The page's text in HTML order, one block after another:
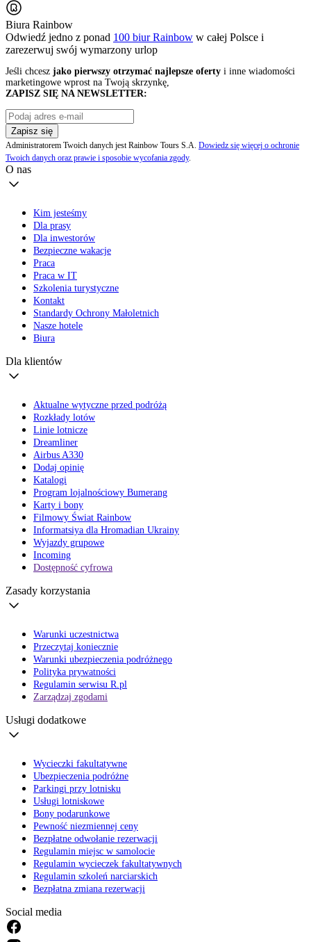
Biura Rainbow
Odwiedź jedno z ponad 100 biur Rainbow w całej Polsce i
zarezerwuj swój wymarzony urlop
Jeśli chcesz jako pierwszy otrzymać najlepsze oferty i inne wiadomości
marketingowe wprost na Twoją skrzynkę,
ZAPISZ SIĘ NA NEWSLETTER:
Zapisz się
Administratorem Twoich danych jest Rainbow Tours S.A. Dowiedz się więcej o ochronie
Twoich danych oraz prawie i sposobie wycofania zgody.
O nas
Kim jesteśmy
Dla prasy
Dla inwestorów
Bezpieczne wakacje
Praca
Praca w IT
Szkolenia turystyczne
Kontakt
Standardy Ochrony Małoletnich
Nasze hotele
Biura
Dla klientów
Aktualne wytyczne przed podróżą
Rozkłady lotów
Linie lotnicze
Dreamliner
Airbus A330
Dodaj opinię
Katalogi
Program lojalnościowy Bumerang
Karty i bony
Filmowy Świat Rainbow
Informatsiya dla Hromadian Ukrainy
Wyjazdy grupowe
Incoming
Dostępność cyfrowa
Zasady korzystania
Warunki uczestnictwa
Przeczytaj koniecznie
Warunki ubezpieczenia podróżnego
Polityka prywatności
Regulamin serwisu R.pl
Zarządzaj zgodami
Usługi dodatkowe
Wycieczki fakultatywne
Ubezpieczenia podróżne
Parkingi przy lotnisku
Usługi lotniskowe
Bony podarunkowe
Pewność niezmiennej ceny
Bezpłatne odwołanie rezerwacji
Regulamin miejsc w samolocie
Regulamin wycieczek fakultatywnych
Regulamin szkoleń narciarskich
Bezpłatna zmiana rezerwacji
Social media